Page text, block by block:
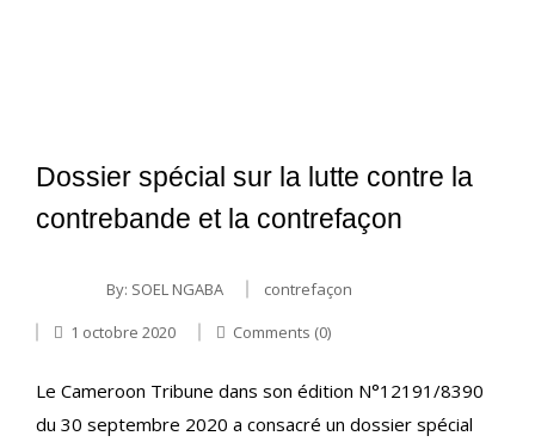
Dossier spécial sur la lutte contre la
contrebande et la contrefaçon
By: SOEL NGABA
contrefaçon
1 octobre 2020
Comments (0)
Le Cameroon Tribune dans son édition N°12191/8390
du 30 septembre 2020 a consacré un dossier spécial